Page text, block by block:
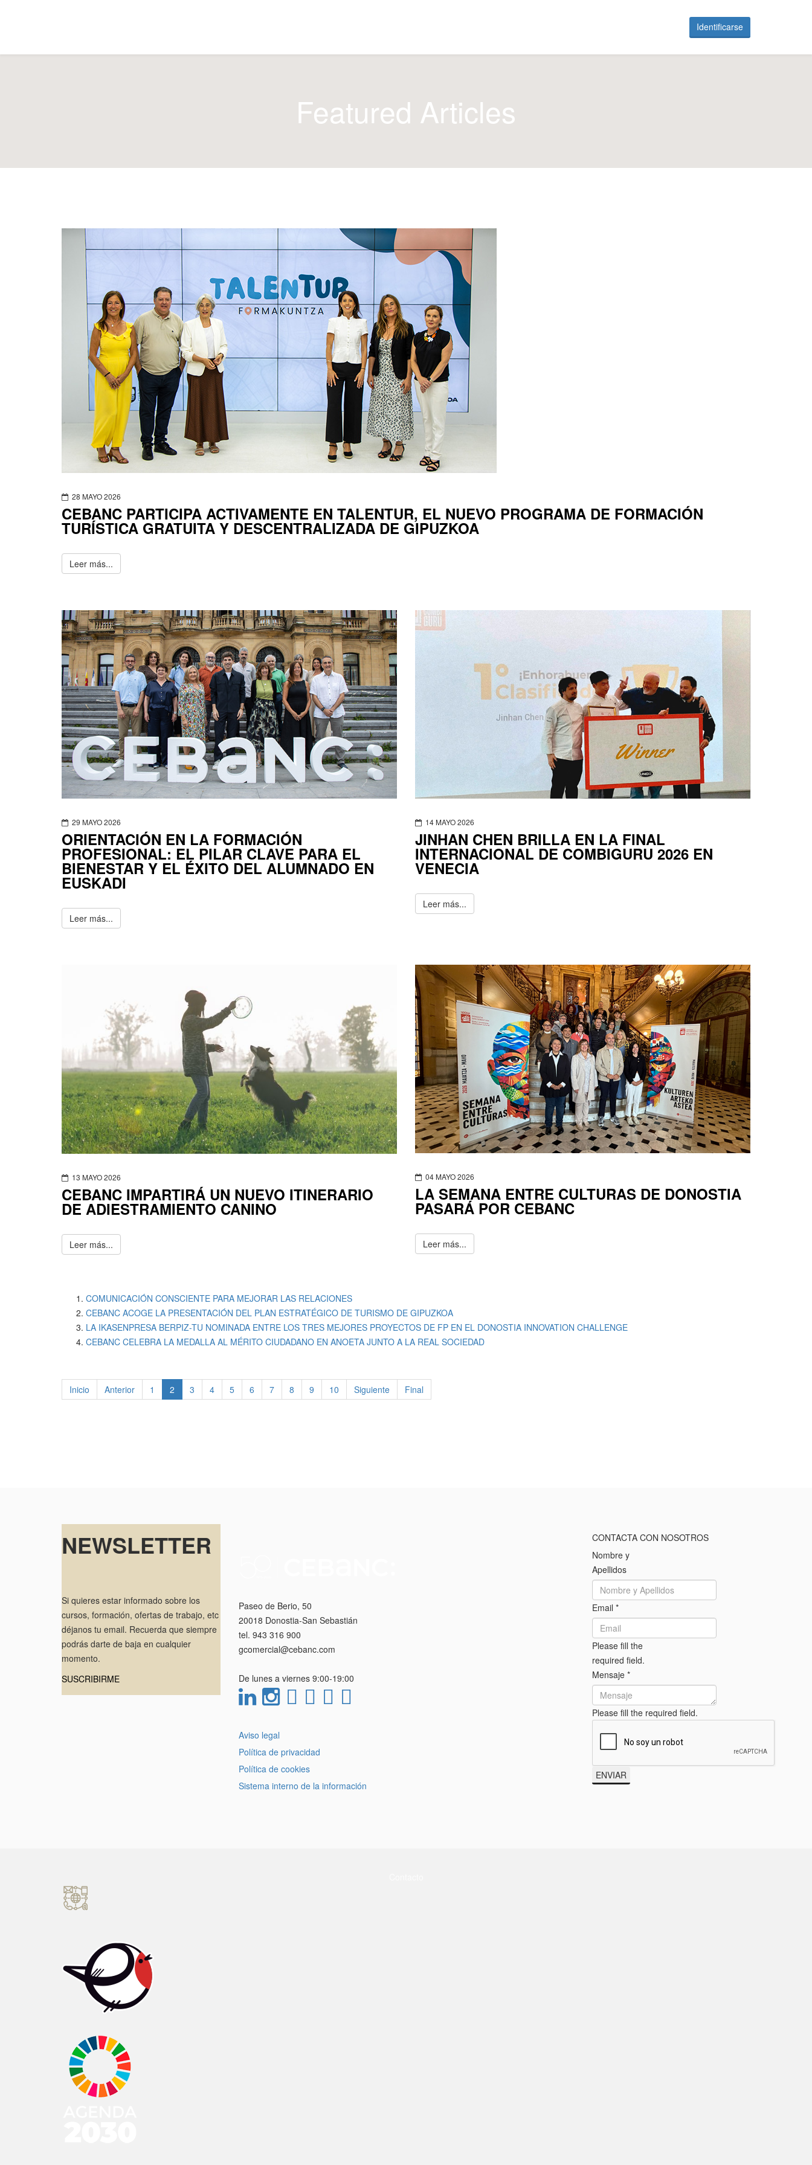
Identificarse
Featured Articles
28 MAYO 2026
CEBANC PARTICIPA ACTIVAMENTE EN TALENTUR, EL NUEVO PROGRAMA DE FORMACIÓN
TURÍSTICA GRATUITA Y DESCENTRALIZADA DE GIPUZKOA
Leer más...
29 MAYO 2026
ORIENTACIÓN EN LA FORMACIÓN
PROFESIONAL: EL PILAR CLAVE PARA EL
BIENESTAR Y EL ÉXITO DEL ALUMNADO EN
EUSKADI
Leer más...
14 MAYO 2026
JINHAN CHEN BRILLA EN LA FINAL
INTERNACIONAL DE COMBIGURU 2026 EN
VENECIA
Leer más...
13 MAYO 2026
CEBANC IMPARTIRÁ UN NUEVO ITINERARIO
DE ADIESTRAMIENTO CANINO
Leer más...
04 MAYO 2026
LA SEMANA ENTRE CULTURAS DE DONOSTIA
PASARÁ POR CEBANC
Leer más...
COMUNICACIÓN CONSCIENTE PARA MEJORAR LAS RELACIONES
CEBANC ACOGE LA PRESENTACIÓN DEL PLAN ESTRATÉGICO DE TURISMO DE GIPUZKOA
LA IKASENPRESA BERPIZ-TU NOMINADA ENTRE LOS TRES MEJORES PROYECTOS DE FP EN EL DONOSTIA INNOVATION CHALLENGE
CEBANC CELEBRA LA MEDALLA AL MÉRITO CIUDADANO EN ANOETA JUNTO A LA REAL SOCIEDAD
Inicio Anterior 1 2 3 4 5 6 7 8 9 10 Siguiente Final
NEWSLETTER
Si quieres estar informado sobre los
cursos, formación, ofertas de trabajo, etc
déjanos tu email. Recuerda que siempre
podrás darte de baja en cualquier
momento.
SUSCRIBIRME
Paseo de Berio, 50
20018 Donostia-San Sebastián
tel. 943 316 900
gcomercial@cebanc.com
De lunes a viernes 9:00-19:00
Aviso legal
Política de privacidad
Política de cookies
Sistema interno de la información
CONTACTA CON NOSOTROS
Nombre y
Apellidos
Email *
Please fill the
required field.
Mensaje*
Please fill the required field.
ENVIAR